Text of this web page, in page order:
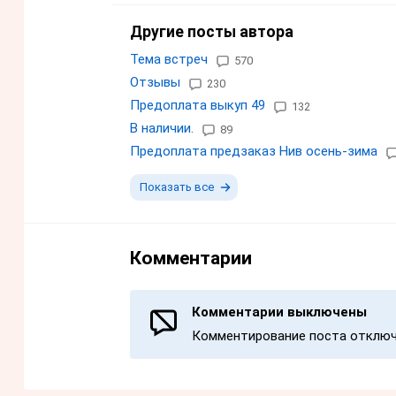
Другие посты автора
Тема встреч 570
Отзывы 230
Предоплата выкуп 49 132
В наличии. 89
Предоплата предзаказ Нив осень-зима
Показать все
Комментарии
Комментарии выключены
Комментирование поста